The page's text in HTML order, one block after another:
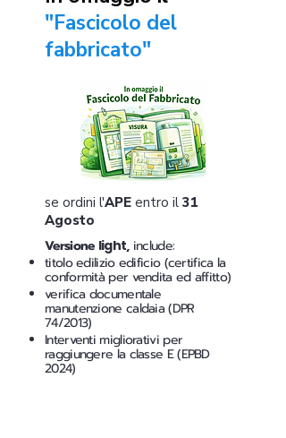
"Fascicolo del
fabbricato"
se ordini l'APE entro il 31
Agosto
Versione light,include:
titolo edilizio edificio (certifica la
conformità per vendita ed affitto)
verifica documentale
manutenzione caldaia (DPR
74/2013)
Interventi migliorativi per
raggiungere la classe E (EPBD
2024)